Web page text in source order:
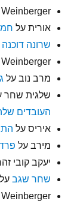
אורית על
שרונה דוכנה
מרב נוב על
שלגית שחר
העובדים
איריס על
מירב על
יעקב קובי
שחר שגב על